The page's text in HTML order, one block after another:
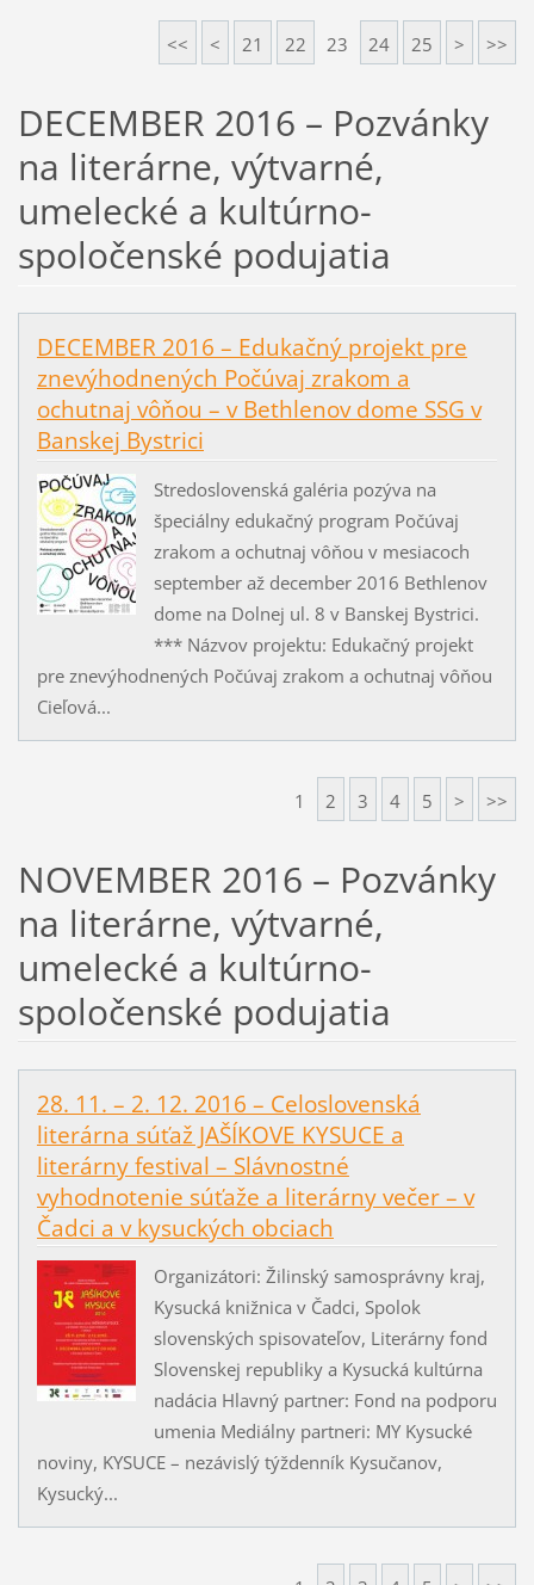
<< < 21 22 23 24 25 > >>
DECEMBER 2016 – Pozvánky
na literárne, výtvarné,
umelecké a kultúrno-
spoločenské podujatia
DECEMBER 2016 – Edukačný projekt pre
znevýhodnených Počúvaj zrakom a
ochutnaj vôňou – v Bethlenov dome SSG v
Banskej Bystrici
Stredoslovenská galéria pozýva na
špeciálny edukačný program Počúvaj
zrakom a ochutnaj vôňou v mesiacoch
september až december 2016 Bethlenov
dome na Dolnej ul. 8 v Banskej Bystrici.
*** Názvov projektu: Edukačný projekt
pre znevýhodnených Počúvaj zrakom a ochutnaj vôňou
Cieľová...
1 2 3 4 5 > >>
NOVEMBER 2016 – Pozvánky
na literárne, výtvarné,
umelecké a kultúrno-
spoločenské podujatia
28. 11. – 2. 12. 2016 – Celoslovenská
literárna súťaž JAŠÍKOVE KYSUCE a
literárny festival – Slávnostné
vyhodnotenie súťaže a literárny večer – v
Čadci a v kysuckých obciach
Organizátori: Žilinský samosprávny kraj,
Kysucká knižnica v Čadci, Spolok
slovenských spisovateľov, Literárny fond
Slovenskej republiky a Kysucká kultúrna
nadácia Hlavný partner: Fond na podporu
umenia Mediálny partneri: MY Kysucké
noviny, KYSUCE – nezávislý týždenník Kysučanov,
Kysucký...